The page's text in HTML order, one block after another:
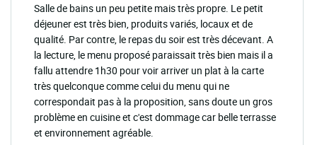
Salle de bains un peu petite mais très propre. Le petit
déjeuner est très bien, produits variés, locaux et de
qualité. Par contre, le repas du soir est très décevant. A
la lecture, le menu proposé paraissait très bien mais il a
fallu attendre 1h30 pour voir arriver un plat à la carte
très quelconque comme celui du menu qui ne
correspondait pas à la proposition, sans doute un gros
problème en cuisine et c'est dommage car belle terrasse
et environnement agréable.